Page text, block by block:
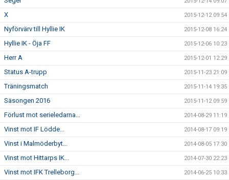
X 2015-12-12 09:54
Nyförvärv till Hyllie IK 2015-12-08 16:24
Hyllie IK - Öja FF 2015-12-06 10:23
Herr A 2015-12-01 12:29
Status A-trupp 2015-11-23 21:09
Träningsmatch 2015-11-14 19:35
Säsongen 2016 2015-11-12 09:59
Förlust mot serieledarna... 2014-08-29 11:19
Vinst mot IF Lödde... 2014-08-17 09:19
Vinst i Malmöderbyt... 2014-08-05 17:30
Vinst mot Hittarps IK... 2014-07-30 22:23
Vinst mot IFK Trelleborg... 2014-06-25 10:33